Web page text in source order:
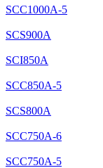
SCC1000A-5
SCS900A
SCI850A
SCC850A-5
SCS800A
SCC750A-6
SCC750A-5